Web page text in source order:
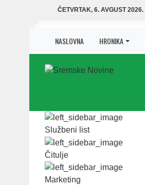
ČETVRTAK, 6. AVGUST 2026.
NASLOVNA HRONIKA
Službeni list
Čitulje
Marketing